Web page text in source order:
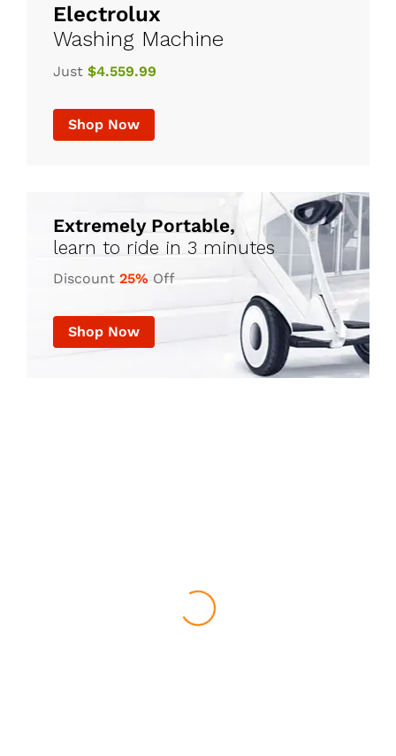
Electrolux
Washing Machine
Just $4.559.99
Shop Now
Extremely Portable,
learn to ride in 3 minutes
Discount 25% Off
Shop Now